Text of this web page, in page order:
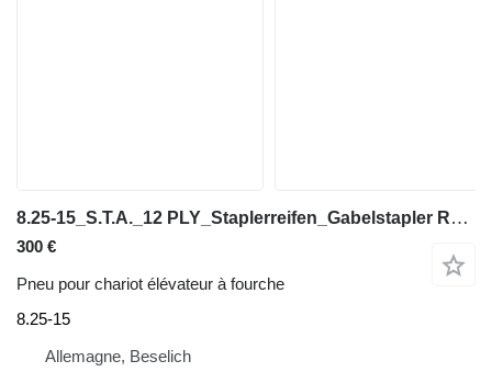
8.25-15_S.T.A._12 PLY_Staplerreifen_Gabelstapler Reifen_NEU
300 €
Pneu pour chariot élévateur à fourche
8.25-15
Allemagne, Beselich